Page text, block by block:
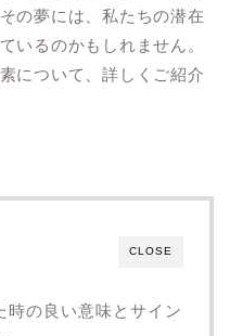
の夢には、私たちの潜在
いるのかもしれません。
について、詳しくご紹介
CLOSE
時の良い意味とサイン